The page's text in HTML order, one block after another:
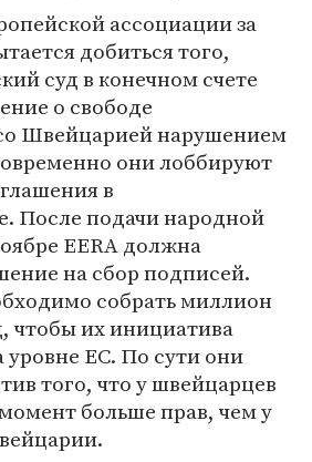
ассоциации за
добиться того,
суд в конечном счете
о свободе
Швейцарией нарушением
они лоббируют
в
После подачи народной
EERA должна
на сбор подписей.
собрать миллион
чтобы их инициатива
уровне ЕС. По сути они
того, что у швейцарцев
больше прав, чем у